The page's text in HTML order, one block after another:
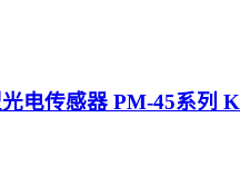
电传感器 PM-45系列 K